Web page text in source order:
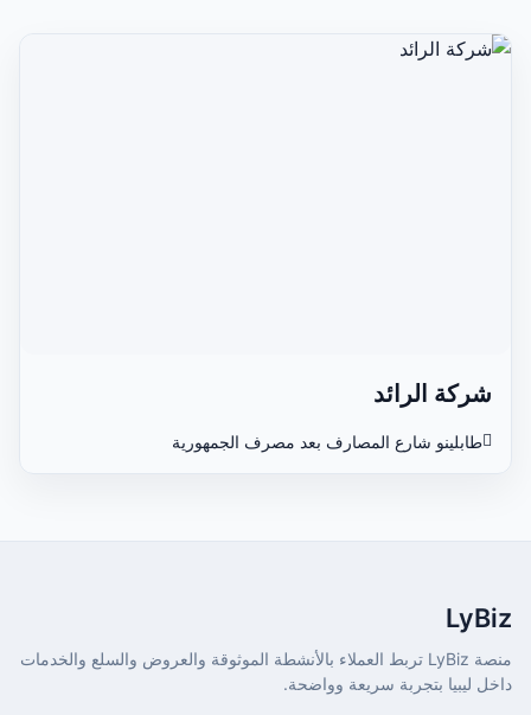
شركة الرائد
طابلينو شارع المصارف بعد مصرف الجمهورية
LyBiz
منصة LyBiz تربط العملاء بالأنشطة الموثوقة والعروض والسلع والخدمات
داخل ليبيا بتجربة سريعة وواضحة.